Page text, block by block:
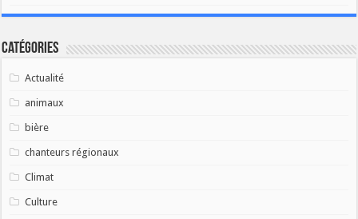
Catégories
Actualité
animaux
bière
chanteurs régionaux
Climat
Culture